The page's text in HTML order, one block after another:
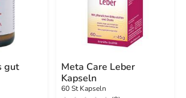
gut
Meta Care Leber
Kapseln
60 St Kapseln